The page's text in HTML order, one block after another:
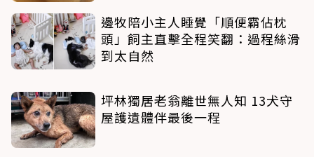
邊牧陪小主人睡覺「順便霸佔枕
頭」飼主直擊全程笑翻：過程絲滑
到太自然
坪林獨居老翁離世無人知 13犬守
屋護遺體伴最後一程